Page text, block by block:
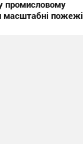
промисловому
масштабні пожежі